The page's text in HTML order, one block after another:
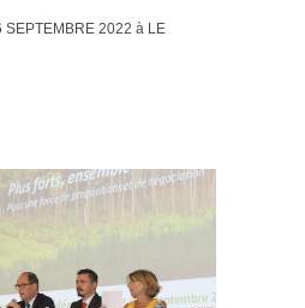
SEPTEMBRE 2022 à LE